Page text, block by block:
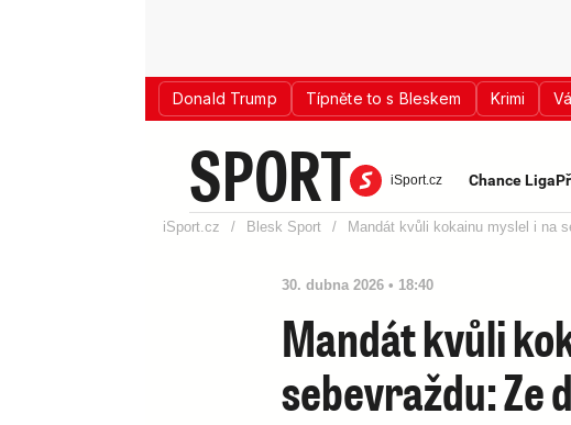
Donald Trump Típněte to s Bleskem Krimi
SPORT iSport.cz Chance Liga
iSport.cz / Blesk Sport / Mandát kvůli kokainu myslel i na
30. dubna 2026 • 18:40
Mandát kvůli
sebevraždu: Ze